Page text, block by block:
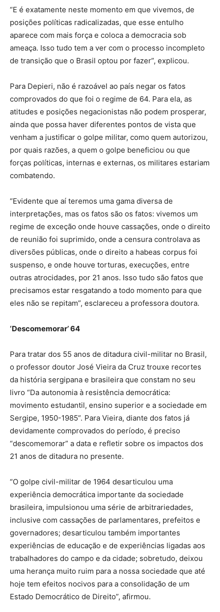
“E é exatamente neste momento em que vivemos, de
posições políticas radicalizadas, que esse entulho
aparece com mais força e coloca a democracia sob
ameaça. Isso tudo tem a ver com o processo incompleto
de transição que o Brasil optou por fazer”, explicou.
Para Depieri, não é razoável ao país negar os fatos
comprovados do que foi o regime de 64. Para ela, as
atitudes e posições negacionistas não podem prosperar,
ainda que possa haver diferentes pontos de vista que
venham a justificar o golpe militar, como quem autorizou,
por quais razões, a quem o golpe beneficiou ou que
forças políticas, internas e externas, os militares estariam
combatendo.
“Evidente que aí teremos uma gama diversa de
interpretações, mas os fatos são os fatos: vivemos um
regime de exceção onde houve cassações, onde o direito
de reunião foi suprimido, onde a censura controlava as
diversões públicas, onde o direito a habeas corpus foi
suspenso, e onde houve torturas, execuções, entre
outras atrocidades, por 21 anos. Isso tudo são fatos que
precisamos estar resgatando a todo momento para que
eles não se repitam”, esclareceu a professora doutora.
‘Descomemorar’ 64
Para tratar dos 55 anos de ditadura civil-militar no Brasil,
o professor doutor José Vieira da Cruz trouxe recortes
da história sergipana e brasileira que constam no seu
livro “Da autonomia à resistência democrática:
movimento estudantil, ensino superior e a sociedade em
Sergipe, 1950-1985”. Para Vieira, diante dos fatos já
devidamente comprovados do período, é preciso
“descomemorar” a data e refletir sobre os impactos dos
21 anos de ditadura no presente.
“O golpe civil-militar de 1964 desarticulou uma
experiência democrática importante da sociedade
brasileira, impulsionou uma série de arbitrariedades,
inclusive com cassações de parlamentares, prefeitos e
governadores; desarticulou também importantes
experiências de educação e de experiências ligadas aos
trabalhadores do campo e da cidade; sobretudo, deixou
uma herança muito ruim para a nossa sociedade que até
hoje tem efeitos nocivos para a consolidação de um
Estado Democrático de Direito”, afirmou.